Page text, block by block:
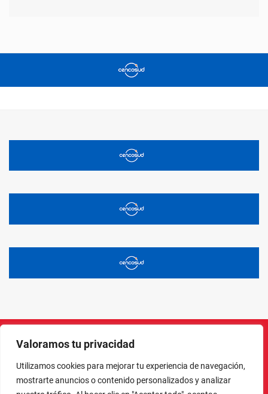
Valoramos tu privacidad
Utilizamos cookies para mejorar tu experiencia de navegación,
mostrarte anuncios o contenido personalizados y analizar
InstagramFacebook
X